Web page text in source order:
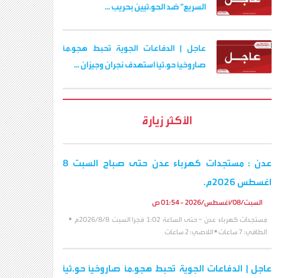
السريع" ضد الحو.ثيين بحريب ...
عاجل | الدفاعات الجوية تُحبط هجو.مًا
صاروخيًا حو.ثيًا استهدف نجران وجيزان ...
الأكثر زيارة
عدن : مستجدات كهرباء عدن حتى صباح السبت 8
اغسطس 2026م.
السبت/08/أغسطس/2026 - 01:54 ص
مستجدات كهرباء عدن – حتى الساعة 1:02 فجرا السبت 2026/8/8م ▪️
الطافي: 7 ساعات ▪️ اللاصي: 2 ساعات
عاجل | الدفاعات الجوية تُحبط هجو.مًا صاروخيًا حو.ثيًا